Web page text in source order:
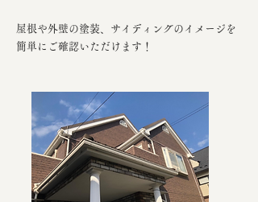
屋根や外壁の塗装、サイディングのイメージを
簡単にご確認いただけます！